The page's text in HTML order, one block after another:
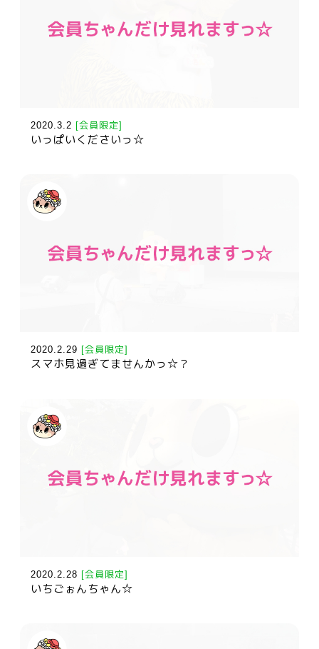
2020.3.2 [会員限定]
いっぱいくださいっ☆
2020.2.29 [会員限定]
スマホ見過ぎてませんかっ☆？
2020.2.28 [会員限定]
いちごぉんちゃん☆